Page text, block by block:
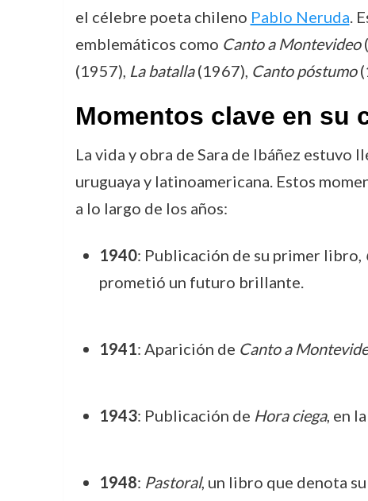
el célebre poeta chileno Pablo Neruda.
emblemáticos como Canto a Montevideo
(1957), La batalla(1967), Canto póstumo
Momentos clave en su
La vida y obra de Sara de Ibáñez
uruguaya y latinoamericana. Estos
a lo largo de los años:
1940: Publicación de su primer libro,
prometió un futuro brillante.
1941: Aparición de Canto a
1943: Publicación de Hora ciega, en
1948: Pastoral, un libro que denota